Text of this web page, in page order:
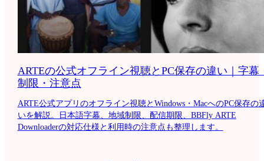
ARTEの公式オフライン視聴とPC保存の違い｜字幕
制限・注意点
ARTE公式アプリのオフライン視聴とWindows・MacへのPC保存の
いを解説。日本語字幕、地域制限、配信期限、BBFly ARTE
Downloaderの対応仕様と利用時の注意点も整理します。